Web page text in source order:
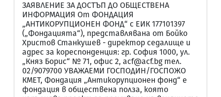
ЗАЯВЛЕНИЕ ЗА ДОСТЪП ДО ОБЩЕСТВЕНА
ИНФОРМАЦИЯ От ФОНДАЦИЯ
„АНТИКОРУПЦИОНЕН ФОНД“ с ЕИК 177101397
(„Фондацията“), представлявана от Бойко
Христов Станкушев - директор седалище и
адрес за кореспонденция: гр. София 1000, ул.
„Княз Борис“ № 71, офис 2, acf@acf.bg тел.
02/9079700 УВАЖАЕМИ ГОСПОДИН/ГОСПОЖО
КМЕТ, Фондация „Антикорупционен фонд“ е
фондация в обществена полза, която